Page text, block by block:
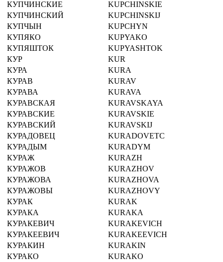
КУПЧИНСКИЕ
KUPCHINSKIE
КУПЧИНСКИЙ
KUPCHINSKIJ
КУПЧЫН
KUPCHYN
КУПЯКО
KUPYAKO
КУПЯШТОК
KUPYASHTOK
КУР
KUR
КУРА
KURA
КУРАВ
KURAV
КУРАВА
KURAVA
КУРАВСКАЯ
KURAVSKAYA
КУРАВСКИЕ
KURAVSKIE
КУРАВСКИЙ
KURAVSKIJ
КУРАДОВЕЦ
KURADOVETC
КУРАДЫМ
KURADYM
КУРАЖ
KURAZH
КУРАЖОВ
KURAZHOV
КУРАЖОВА
KURAZHOVA
КУРАЖОВЫ
KURAZHOVY
КУРАК
KURAK
КУРАКА
KURAKA
КУРАКЕВИЧ
KURAKEVICH
КУРАКЕЕВИЧ
KURAKEEVICH
КУРАКИН
KURAKIN
КУРАКО
KURAKO